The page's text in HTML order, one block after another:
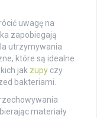
uwagę na
zapobiegają
utrzymywania
które są idealne
jak zupy czy
bakteriami.
materiały